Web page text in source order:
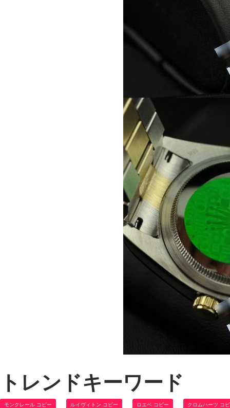
トレンドキーワード
モンクレール コピー ルイヴィトン コピー ロエベ コピー クロムハーツ コ